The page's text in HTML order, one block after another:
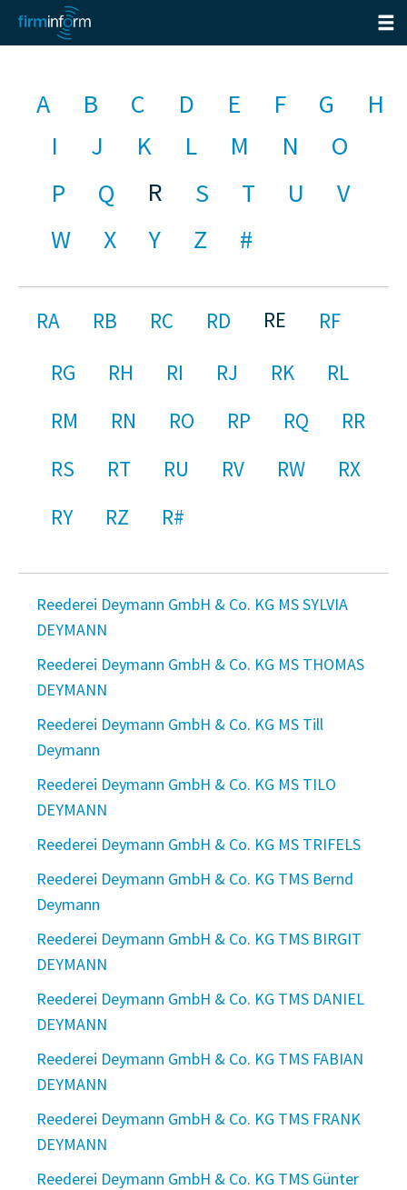
A B C D E F G
H
I
J K L M N
O
P
Q R S T U
V
W
X Y Z #
RA RB RC RD RE
RF
RG
RH RI RJ RK
RL
RM
RN RO RP RQ
RR
RS
RT RU RV RW
RX
RY
RZ R#
Reederei Deymann GmbH & Co. KG MS SYLVIA
DEYMANN
Reederei Deymann GmbH & Co. KG MS THOMAS
DEYMANN
Reederei Deymann GmbH & Co. KG MS Till
Deymann
Reederei Deymann GmbH & Co. KG MS TILO
DEYMANN
Reederei Deymann GmbH & Co. KG MS TRIFELS
Reederei Deymann GmbH & Co. KG TMS Bernd
Deymann
Reederei Deymann GmbH & Co. KG TMS BIRGIT
DEYMANN
Reederei Deymann GmbH & Co. KG TMS DANIEL
DEYMANN
Reederei Deymann GmbH & Co. KG TMS FABIAN
DEYMANN
Reederei Deymann GmbH & Co. KG TMS FRANK
DEYMANN
Reederei Deymann GmbH & Co. KG TMS Günter